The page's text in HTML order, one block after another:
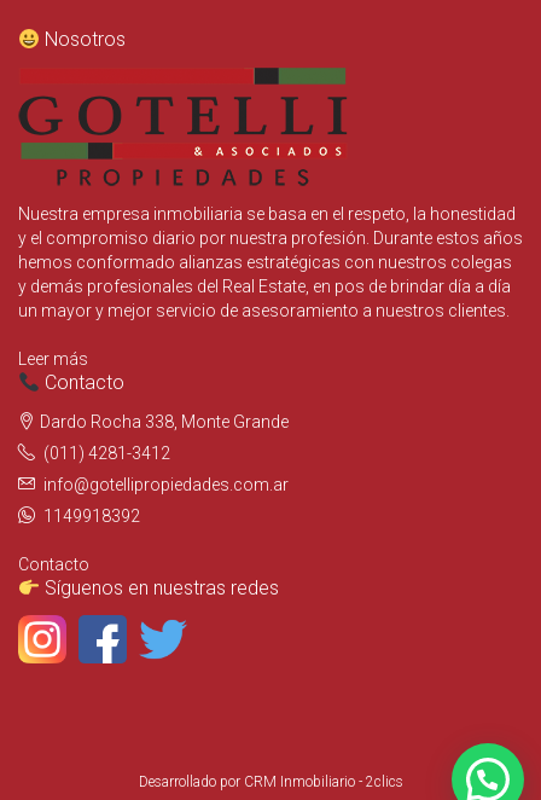
Nosotros
Nuestra empresa inmobiliaria se basa en el respeto, la honestidad
y el compromiso diario por nuestra profesión. Durante estos años
hemos conformado alianzas estratégicas con nuestros colegas
y demás profesionales del Real Estate, en pos de brindar día a día
un mayor y mejor servicio de asesoramiento a nuestros clientes.
Leer más
Contacto
Dardo Rocha 338, Monte Grande
(011) 4281-3412
info@gotellipropiedades.com.ar
1149918392
Contacto
Síguenos en nuestras redes
Desarrollado por CRM Inmobiliario - 2clics